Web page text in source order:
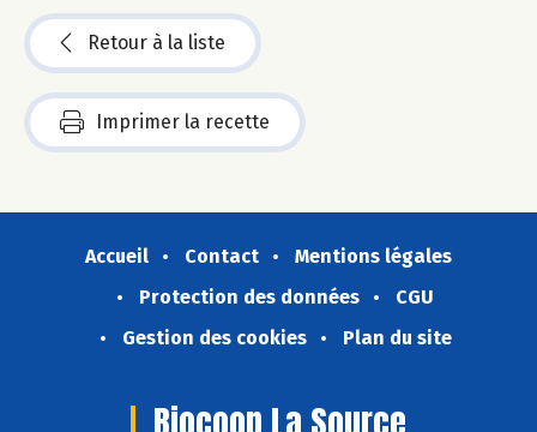
Retour à la liste
Imprimer la recette
Accueil Contact
Mentions légales
Protection des données
CGU
Gestion des cookies
Plan du site